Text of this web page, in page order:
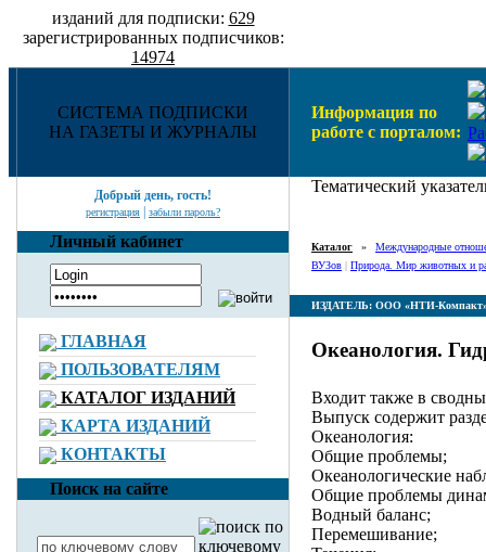
изданий для подписки: 629
зарегистрированных подписчиков:
14974
СИСТЕМА ПОДПИСКИ
НА ГАЗЕТЫ И ЖУРНАЛЫ
Информация по
работе с порталом:
Добрый день, гость!
регистрация забыли пароль?
Личный кабинет
ГЛАВНАЯ
ПОЛЬЗОВАТЕЛЯМ
КАТАЛОГ ИЗДАНИЙ
КАРТА ИЗДАНИЙ
КОНТАКТЫ
Поиск на сайте
Тематический
Каталог »
Международные
ВУЗов
Природа. Мир животных и
ИЗДАТЕЛЬ: ООО «НТИ-
Океанология.
Входит также в
Выпуск содержит
Океанология:
Общие проблемы;
Океанологические
Общие проблемы
Водный баланс;
Перемешивание;